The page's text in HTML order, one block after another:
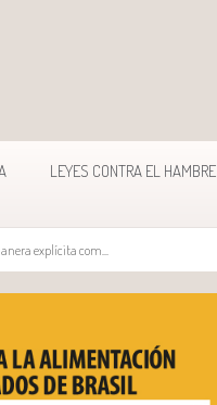
LEYES CONTRA EL HAMBRE
explícita com...